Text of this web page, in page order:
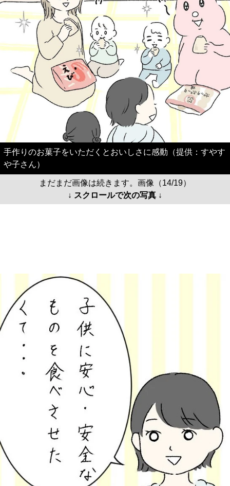
手作りのお菓子をいただくとおいしさに感動（提供：すやす
や子さん）
まだまだ画像は続きます。画像（14/19）
↓ スクロールで次の写真 ↓